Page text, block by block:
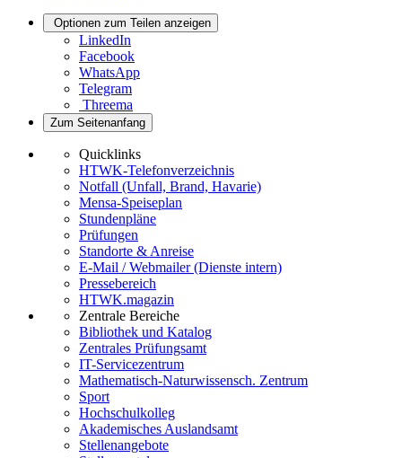
Optionen zum Teilen anzeigen
LinkedIn
Facebook
WhatsApp
Telegram
Threema
Zum Seitenanfang
Quicklinks
HTWK-Telefonverzeichnis
Notfall (Unfall, Brand, Havarie)
Mensa-Speiseplan
Stundenpläne
Prüfungen
Standorte & Anreise
E-Mail / Webmailer (Dienste intern)
Pressebereich
HTWK.magazin
Zentrale Bereiche
Bibliothek und Katalog
Zentrales Prüfungsamt
IT-Servicezentrum
Mathematisch-Naturwissensch. Zentrum
Sport
Hochschulkolleg
Akademisches Auslandsamt
Stellenangebote